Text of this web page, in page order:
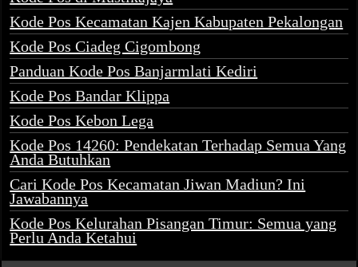
Kode Pos Kecamatan Kajen Kabupaten Pekalongan
Kode Pos Ciadeg Cigombong
Panduan Kode Pos Banjarmlati Kediri
Kode Pos Bandar Klippa
Kode Pos Kebon Lega
Kode Pos 14260: Pendekatan Terhadap Semua Yang
Anda Butuhkan
Cari Kode Pos Kecamatan Jiwan Madiun? Ini
Jawabannya
Kode Pos Kelurahan Pisangan Timur: Semua yang
Perlu Anda Ketahui